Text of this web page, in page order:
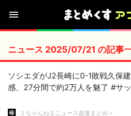
ニュース 2025/07/21 の記事
ソシエダがJ2長崎に0-1敗戦久保
感、27分間で約2万人を魅了 #サ
２ちゃんねるニュース超速まとめ＋